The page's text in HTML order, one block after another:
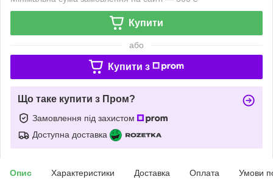
Купити
або
Купити з
Що таке купити з Пром?
Замовлення під захистом
Доступна доставка
Опис Характеристики Доставка Оплата Умови